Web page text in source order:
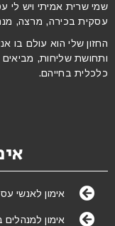
עסקית בכירה, מרצה,
החזון שלי הוא עולם בו
ותחושת שליחות, מביאים
כלכלית בחייהם.
אימון לאנשי
אימון למנהלים